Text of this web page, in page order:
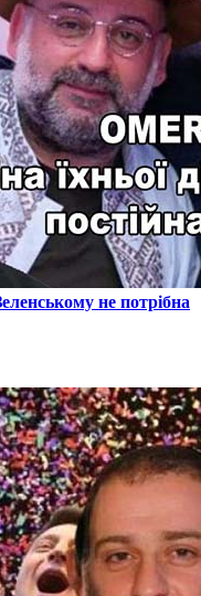
не потрібна